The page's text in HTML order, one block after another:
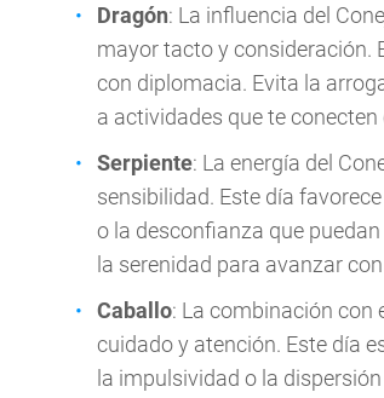
Dragón: La influencia del
mayor tacto y consideración.
con diplomacia. Evita la
a actividades que te
Serpiente: La energía del
sensibilidad. Este día
o la desconfianza que
la serenidad para avanzar
Caballo: La combinación con
cuidado y atención. Este día
la impulsividad o la